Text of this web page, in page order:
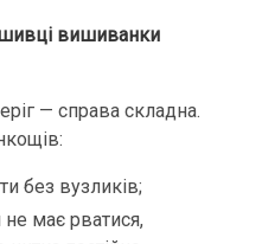
вишиванки
— справа складна.
без вузликів;
не має рватися,